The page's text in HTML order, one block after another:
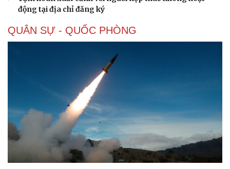
động tại địa chỉ đăng ký
QUÂN SỰ - QUỐC PHÒNG